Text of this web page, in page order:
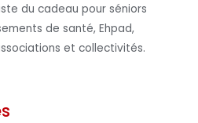
du cadeau pour séniors
de santé, Ehpad,
et collectivités.